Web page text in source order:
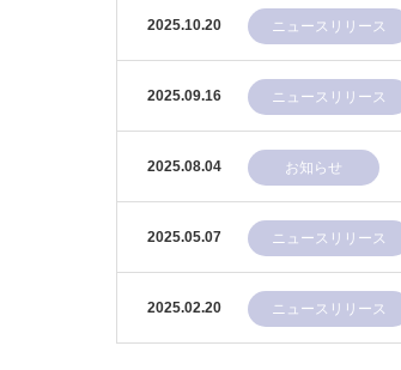
2025.10.20 ニュースリリース
2025.09.16 ニュースリリース
2025.08.04 お知らせ
2025.05.07 ニュースリリース
2025.02.20 ニュースリリース